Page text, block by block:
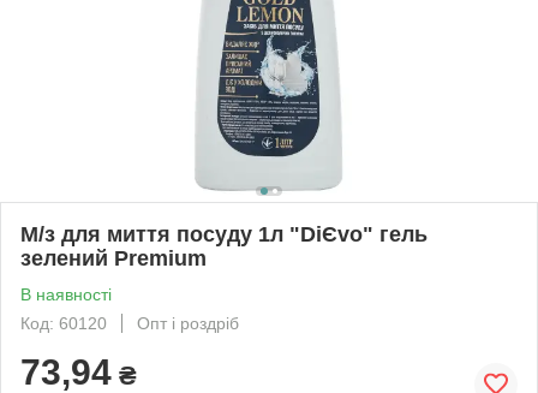
М/з для миття посуду 1л "DіЄvo" гель
зелений Premium
В наявності
Код: 60120
Опт і роздріб
73,94 ₴